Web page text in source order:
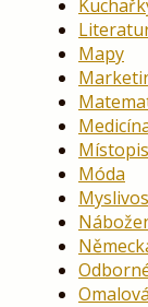
Mapy
Móda